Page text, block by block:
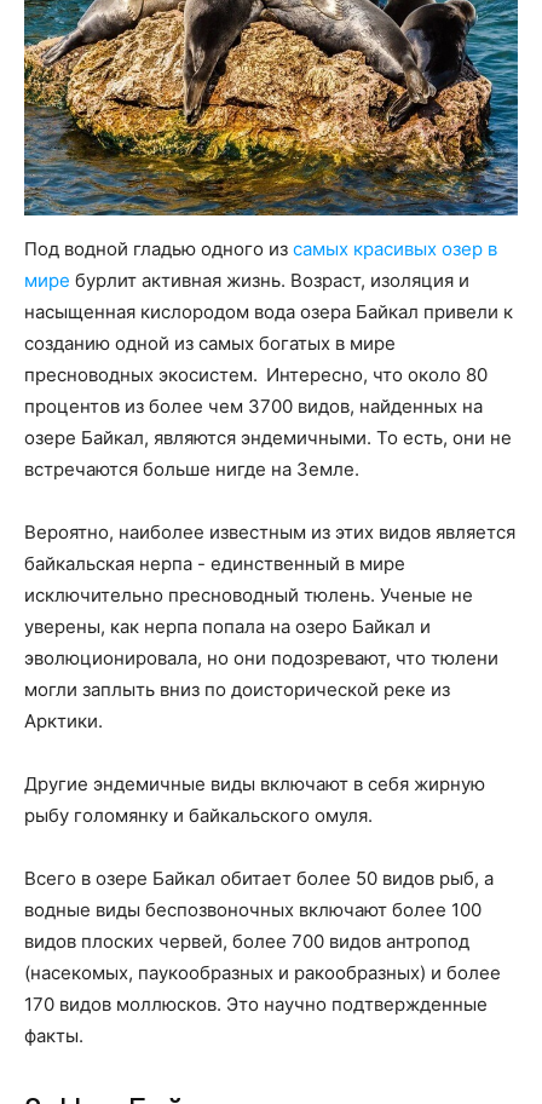
Под водной гладью одного из самых красивых озер в
мире бурлит активная жизнь. Возраст, изоляция и
насыщенная кислородом вода озера Байкал привели к
созданию одной из самых богатых в мире
пресноводных экосистем. Интересно, что около 80
процентов из более чем 3700 видов, найденных на
озере Байкал, являются эндемичными. То есть, они не
встречаются больше нигде на Земле.
Вероятно, наиболее известным из этих видов является
байкальская нерпа - единственный в мире
исключительно пресноводный тюлень. Ученые не
уверены, как нерпа попала на озеро Байкал и
эволюционировала, но они подозревают, что тюлени
могли заплыть вниз по доисторической реке из
Арктики.
Другие эндемичные виды включают в себя жирную
рыбу голомянку и байкальского омуля.
Всего в озере Байкал обитает более 50 видов рыб, а
водные виды беспозвоночных включают более 100
видов плоских червей, более 700 видов антропод
(насекомых, паукообразных и ракообразных) и более
170 видов моллюсков. Это научно подтвержденные
факты.